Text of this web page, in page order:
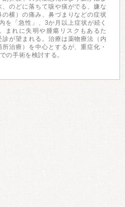
のどに落ちて咳や痰がでる、嫌な
横）の痛み、鼻づまりなどの症状
を「急性」、3か月以上症状が続く
まれに失明や腫瘍リスクもあるた
が望まれる。治療は薬物療法（内
治療）を中心とするが、重症化・
の手術を検討する。